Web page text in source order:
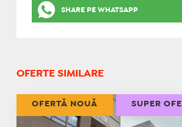
SHARE PE WHATSAPP
OFERTE SIMILARE
OFERTĂ NOUĂ SUPER